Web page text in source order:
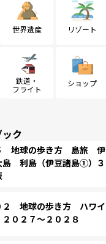
世界遺産 リゾート
鉄道・
フライト
ショップ
ク
地球の歩き方 島旅 伊
島 利島（伊豆諸島①）３
２ 地球の歩き方 ハワイ
０２７～２０２８